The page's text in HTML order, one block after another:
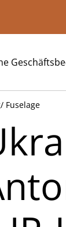
Fuselage